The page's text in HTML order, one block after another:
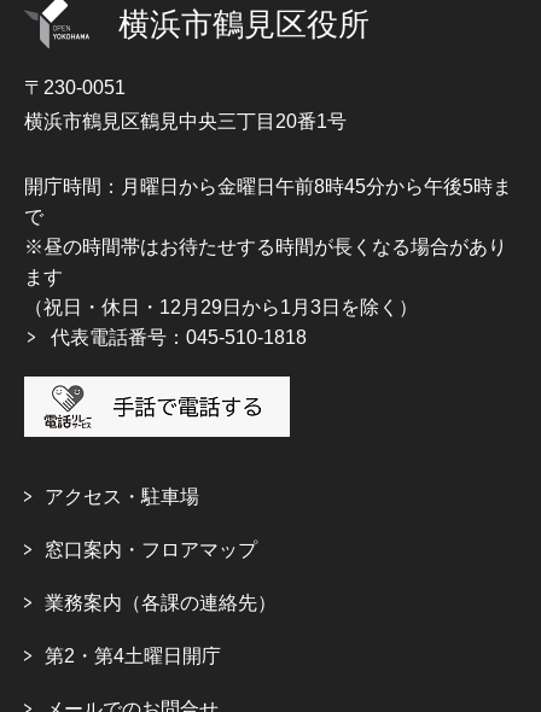
横浜市鶴見区役所
〒230-0051
横浜市鶴見区鶴見中央三丁目20番1号
開庁時間：月曜日から金曜日午前8時45分から午後5時ま
で
※昼の時間帯はお待たせする時間が長くなる場合があり
ます
（祝日・休日・12月29日から1月3日を除く）
代表電話番号：045-510-1818
アクセス・駐車場
窓口案内・フロアマップ
業務案内（各課の連絡先）
第2・第4土曜日開庁